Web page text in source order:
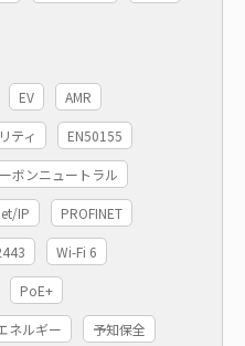
EV AMR
ティ EN50155
ボンニュートラル
IP PROFINET
Wi-Fi 6
PoE+
ネルギー 予知保全